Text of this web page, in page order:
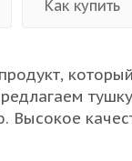
Как купить
Высокое